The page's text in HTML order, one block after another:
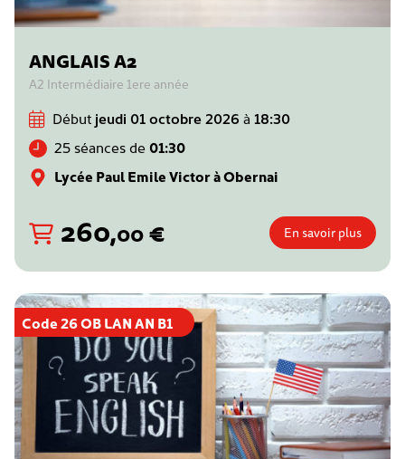
ANGLAIS A2
A2 Intermédiaire 1ere année
Début jeudi 01 octobre 2026 à 18:30
25 séances de 01:30
Lycée Paul Emile Victor à Obernai
260,00€ En savoir plus
Code 26 OB LAN AN B1